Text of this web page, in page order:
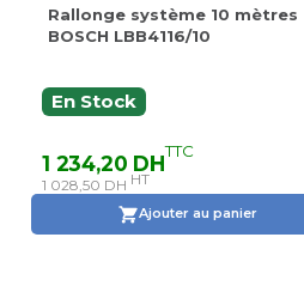
Rallonge système 10 mètres
BOSCH LBB4116/10
En Stock
1 234,20 DHTTC
1 028,50 DH HT
Ajouter au panier